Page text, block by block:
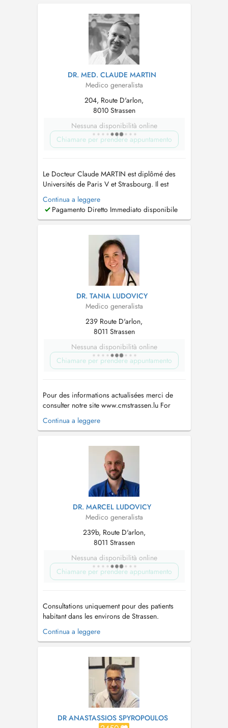
Nous ne recevons pas les...
DR. MED. CLAUDE MARTIN
Medico generalista
204, Route D'arlon,
8010 Strassen
Nessuna disponibilità online
Chiamare per prendere appuntamento
Le Docteur Claude MARTIN est diplômé des
Universités de Paris V et Strasbourg. Il est
compétent en Médecine Esthétique et Chirurgie
Dermatologique. Il réalise tous les actes de
Médecine Esthétique (Injections Faciales à
diagnostic et traitements dermatologi...
Continua a leggere
Pagamento Diretto Immediato disponibile
DR. TANIA LUDOVICY
Medico generalista
239 Route D'arlon,
8011 Strassen
Nessuna disponibilità online
Chiamare per prendere appuntamento
Pour des informations actualisées merci de
consulter notre site www.cmstrassen.lu For
updated information please visit our website
www.cmstrassen.lu Für aktuelle Informationen
www.cmstrassen.lu Consultations uniquement
pour des patients habitant dans ...
Continua a leggere
DR. MARCEL LUDOVICY
Medico generalista
239b, Route D'arlon,
8011 Strassen
Nessuna disponibilità online
Chiamare per prendere appuntamento
Consultations uniquement pour des patients
habitant dans les environs de Strassen.
Consultations only for patients living in the
vicinity of Strassen. Consultations: Lundi à
Lundi à vendredi, sauf jeudi, de 14:00 à 18:00
sur rendez-vous *non appli...
Continua a leggere
DR ANASTASSIOS SPYROPOULOS